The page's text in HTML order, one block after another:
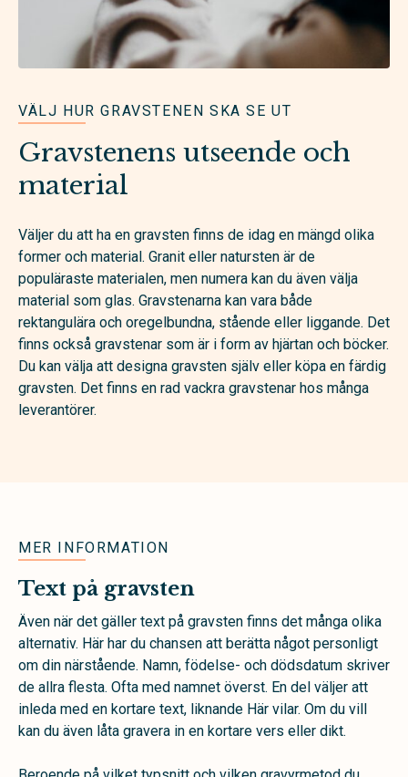
VÄLJ HUR GRAVSTENEN SKA SE UT
Gravstenens utseende och
material
Väljer du att ha en gravsten finns de idag en mängd olika
former och material. Granit eller natursten är de
populäraste materialen, men numera kan du även välja
material som glas. Gravstenarna kan vara både
rektangulära och oregelbundna, stående eller liggande. Det
finns också gravstenar som är i form av hjärtan och böcker.
Du kan välja att designa gravsten själv eller köpa en färdig
gravsten. Det finns en rad vackra gravstenar hos många
leverantörer.
MER INFORMATION
Text på gravsten
Även när det gäller text på gravsten finns det många olika
alternativ. Här har du chansen att berätta något personligt
om din närstående. Namn, födelse- och dödsdatum skriver
de allra flesta. Ofta med namnet överst. En del väljer att
inleda med en kortare text, liknande Här vilar. Om du vill
kan du även låta gravera in en kortare vers eller dikt.